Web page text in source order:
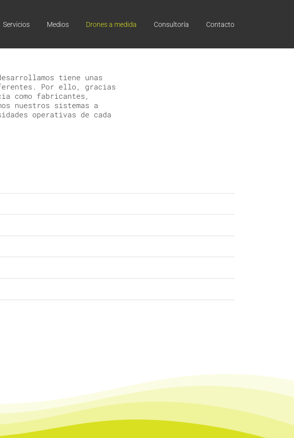
Servicios Medios Drones a medida Consultoría Contacto
tiene unas
Por ello, gracias
como fabricantes,
nuestros sistemas a
operativas de cada